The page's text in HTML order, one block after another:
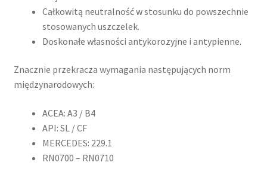
Całkowitą neutralność w stosunku do powszechnie
stosowanych uszczelek.
Doskonałe własności antykorozyjne i antypienne.
Znacznie przekracza wymagania następujących norm
międzynarodowych:
ACEA: A3 / B4
API: SL / CF
MERCEDES: 229.1
RN0700 – RN0710